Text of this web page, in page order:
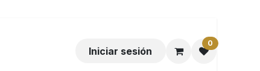
Iniciar sesión
0